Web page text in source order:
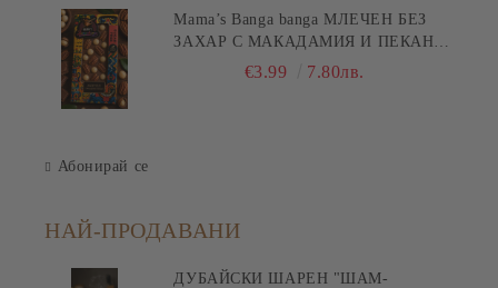
Mama’s Banga banga МЛЕЧЕН БЕЗ
ЗАХАР С МАКАДАМИЯ И ПЕКАН
€3.99 7.80лв.
Абонирай се
НАЙ-ПРОДАВАНИ
ДУБАЙСКИ ШАРЕН "ШАМ-